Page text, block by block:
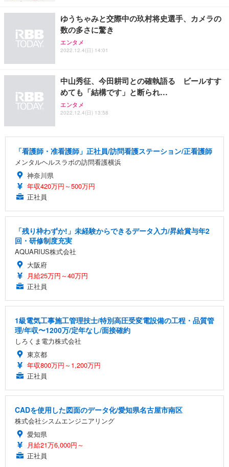
ゆうちゃみと交際中の玖村将史選手、カメラの
数の多さに驚き
エンタメ
2022.12.4(日) 14:01
中山秀征、今田耕司との確執語る ビールすす
めても「結構です」と断られ…
エンタメ
2022.12.4(日) 13:58
「看護師・准看護師」正社員/訪問看護ステーション/正看護師
メンタルヘルスラボの訪問看護横浜
神奈川県
年収420万円～500万円
正社員
「残り枠わずか!」未経験からできるデータ入力/昇給賞与年2
回・研修制度充実
AQUARIUS株式会社
大阪府
月給25万円～40万円
正社員
1級電気工事施工管理技士/特別高圧受変電設備の工程・品質管
理/年収〜1200万/定年なし/面接確約
しろくま電力株式会社
東京都
年収800万円～1,200万円
正社員
CADを使用した図面のデータ化/愛知県名古屋市南区
株式会社シスムエンジニアリング
愛知県
月給21万6,000円～
正社員